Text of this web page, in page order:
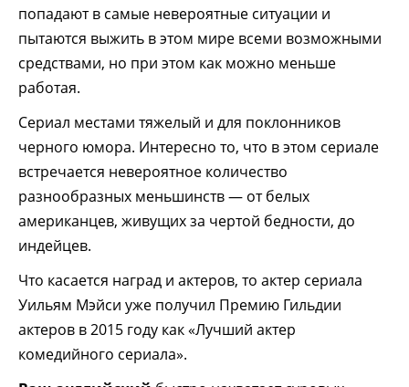
попадают в самые невероятные ситуации и
пытаются выжить в этом мире всеми возможными
средствами, но при этом как можно меньше
работая.
Сериал местами тяжелый и для поклонников
черного юмора. Интересно то, что в этом сериале
встречается невероятное количество
разнообразных меньшинств — от белых
американцев, живущих за чертой бедности, до
индейцев.
Что касается наград и актеров, то актер сериала
Уильям Мэйси уже получил Премию Гильдии
актеров в 2015 году как «Лучший актер
комедийного сериала».